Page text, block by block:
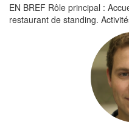
EN BREF Rôle principal :
restaurant de standing.